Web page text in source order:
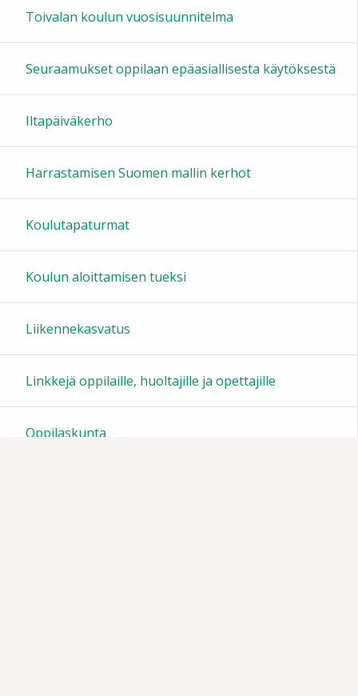
16:00
20:00
21:00
Toivalan koulun vuosisuunnitelma
Seuraamukset oppilaan epäasiallisesta käytöksestä
Iltapäiväkerho
Harrastamisen Suomen mallin kerhot
Koulutapaturmat
Koulun aloittamisen tueksi
Liikennekasvatus
Linkkejä oppilaille, huoltajille ja opettajille
Oppilaskunta